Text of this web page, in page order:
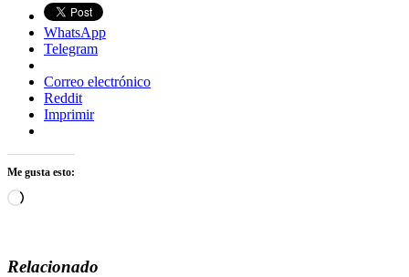
WhatsApp
Telegram
Correo electrónico
Reddit
Imprimir
Me gusta esto:
Cargando...
Relacionado